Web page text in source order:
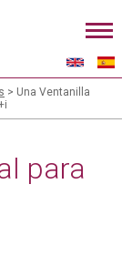
> Una Ventanilla
para